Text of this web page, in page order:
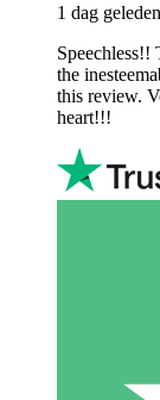
1 dag geleden
the
this review.
heart!!!